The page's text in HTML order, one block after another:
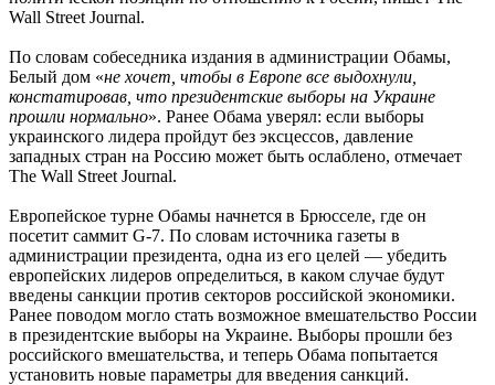
Wall Street Journal.
По словам собеседника издания в администрации Обамы,
Белый дом «не хочет, чтобы в Европе все выдохнули,
констатировав, что президентские выборы на Украине
прошли нормально». Ранее Обама уверял: если выборы
украинского лидера пройдут без эксцессов, давление
западных стран на Россию может быть ослаблено, отмечает
The Wall Street Journal.
Европейское турне Обамы начнется в Брюсселе, где он
посетит саммит G-7. По словам источника газеты в
администрации президента, одна из его целей — убедить
европейских лидеров определиться, в каком случае будут
введены санкции против секторов российской экономики.
Ранее поводом могло стать возможное вмешательство России
в президентские выборы на Украине. Выборы прошли без
российского вмешательства, и теперь Обама попытается
установить новые параметры для введения санкций.